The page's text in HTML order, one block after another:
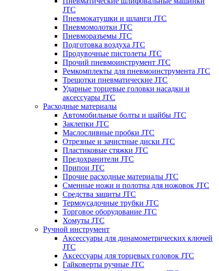
JTC
Пневмокатушки и шланги JTC
Пневмомолотки JTC
Пневморазъемы JTC
Подготовка воздуха JTC
Продувочные пистолеты JTC
Прочий пневмоинструмент JTC
Ремкомплекты для пневмоинструмента JTC
Трещотки пневматические JTC
Ударные торцевые головки насадки и
аксессуары JTC
Расходные материалы
Автомобильные болты и шайбы JTC
Заклепки JTC
Маслосливные пробки JTC
Отрезные и зачистные диски JTC
Пластиковые стяжки JTC
Предохранители JTC
Припои JTC
Прочие расходные материалы JTC
Сменные ножи и полотна для ножовок JTC
Средства защиты JTC
Термоусадочные трубки JTC
Торговое оборудование JTC
Хомуты JTC
Ручной инструмент
Аксессуары для динамометрических ключей
JTC
Аксессуары для торцевых головок JTC
Гайковерты ручные JTC